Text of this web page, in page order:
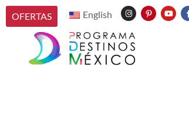
OFERTAS English